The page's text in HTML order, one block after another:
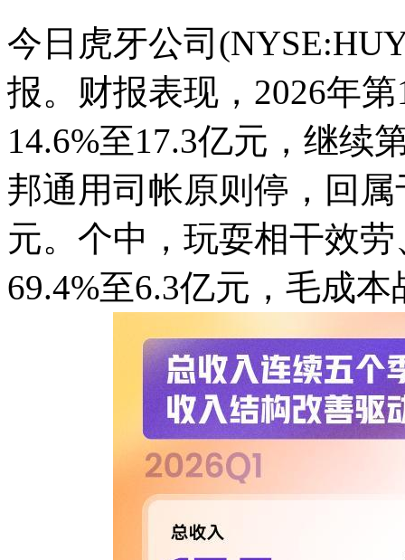
今日虎牙公司
报。财报表现，2026年
14.6%至17.3亿元，继续
邦通用司帐原则停，回
元。个中，玩耍相干效
69.4%至6.3亿元，毛成